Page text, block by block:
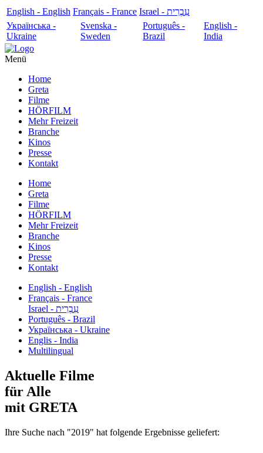
English - English Français - France
עִבְרִית - Israel
Українська -
Ukraine
Svenska -
Sweden
Português -
Brazil
English -
India
Menü
Home
Greta
Filme
HÖRFILM
Mehr Freizeit
Branche
Kinos
Presse
Kontakt
Home
Greta
Filme
HÖRFILM
Mehr Freizeit
Branche
Kinos
Presse
Kontakt
English - English
Français - France
עִבְרִית - Israel
Português - Brazil
Українська - Ukraine
Englis - India
Multilingual
Aktuelle Filme
für Alle
mit GRETA
Ihre Suche nach "2019" hat folgende Ergebnisse geliefert: